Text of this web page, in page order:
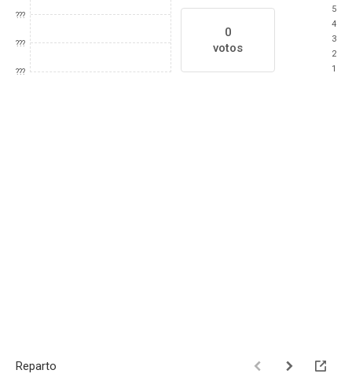
???
???
???
0
votos
5
4
3
2
1
Reparto